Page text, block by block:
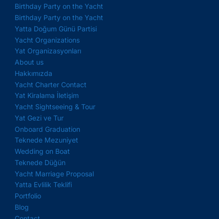
Birthday Party on the Yacht
Birthday Party on the Yacht
Yatta Doğum Günü Partisi
Yacht Organizations
Yat Organizasyonları
About us
Hakkımızda
Yacht Charter Contact
Yat Kiralama İletişim
Yacht Sightseeing & Tour
Yat Gezi ve Tur
Onboard Graduation
Teknede Mezuniyet
Wedding on Boat
Teknede Düğün
Yacht Marriage Proposal
Yatta Evlilik Teklifi
Portfolio
Blog